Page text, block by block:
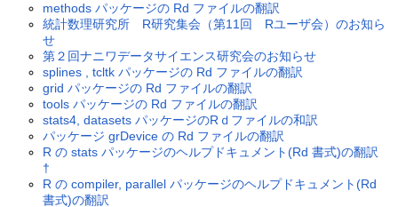
methods パッケージの Rd ファイルの翻訳
統計数理研究所 R研究集会（第11回 Rユーザ会）のお知ら
せ
第２回ナニワデータサイエンス研究会のお知らせ
splines , tcltk パッケージの Rd ファイルの翻訳
grid パッケージの Rd ファイルの翻訳
tools パッケージの Rd ファイルの翻訳
stats4, datasets パッケージのRｄファイルの和訳
パッケージ grDevice の Rd ファイルの翻訳
R の stats パッケージのヘルプドキュメント(Rd 書式)の翻訳
†
R の compiler, parallel パッケージのヘルプドキュメント(Rd
書式)の翻訳